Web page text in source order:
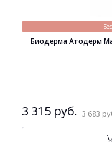
Биодерма Атодерм
3 315 руб. 3 683